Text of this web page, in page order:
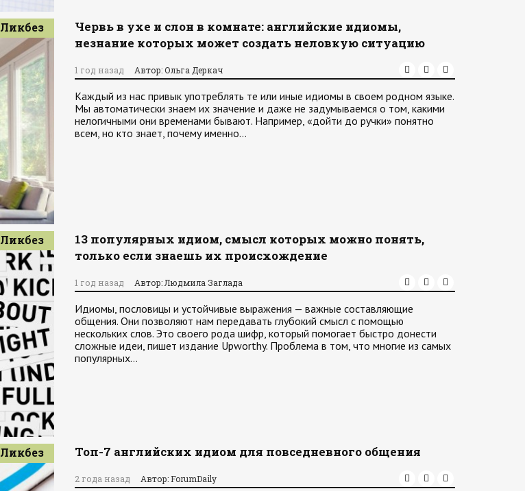
Ликбез
Червь в ухе и слон в комнате: английские идиомы,
незнание которых может создать неловкую ситуацию
1 год назад Автор: Ольга Деркач
Каждый из нас привык употреблять те или иные идиомы в своем родном языке.
Мы автоматически знаем их значение и даже не задумываемся о том, какими
нелогичными они временами бывают. Например, «дойти до ручки» понятно
всем, но кто знает, почему именно…
Ликбез
13 популярных идиом, смысл которых можно понять,
только если знаешь их происхождение
1 год назад Автор: Людмила Заглада
Идиомы, пословицы и устойчивые выражения — важные составляющие
общения. Они позволяют нам передавать глубокий смысл с помощью
нескольких слов. Это своего рода шифр, который помогает быстро донести
сложные идеи, пишет издание Upworthy. Проблема в том, что многие из самых
популярных…
Ликбез Топ-7 английских идиом для повседневного общения
2 года назад Автор: ForumDaily